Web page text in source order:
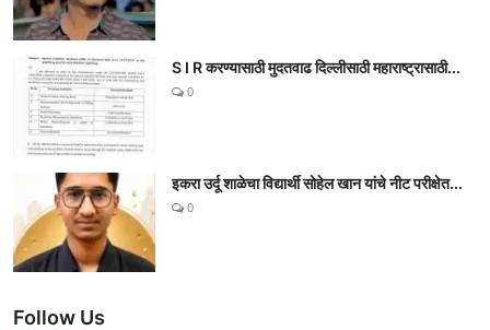
S I R करण्यासाठी मुदतवाढ दिल्लीसाठी महाराष्ट्रासाठी...
0
इकरा उर्दू शाळेचा विद्यार्थी सोहेल खान यांचे नीट परीक्षेत...
0
Follow Us